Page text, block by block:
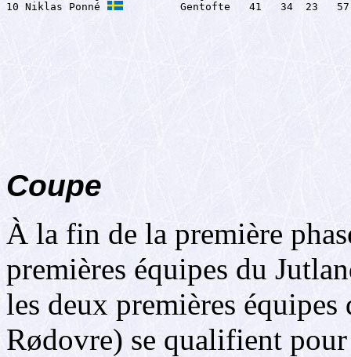
10 Niklas Ponné
         Gentofte   41   34  23   57
Coupe
À la fin de la première
premières équipes du
les deux premières
Rødovre) se qualifient